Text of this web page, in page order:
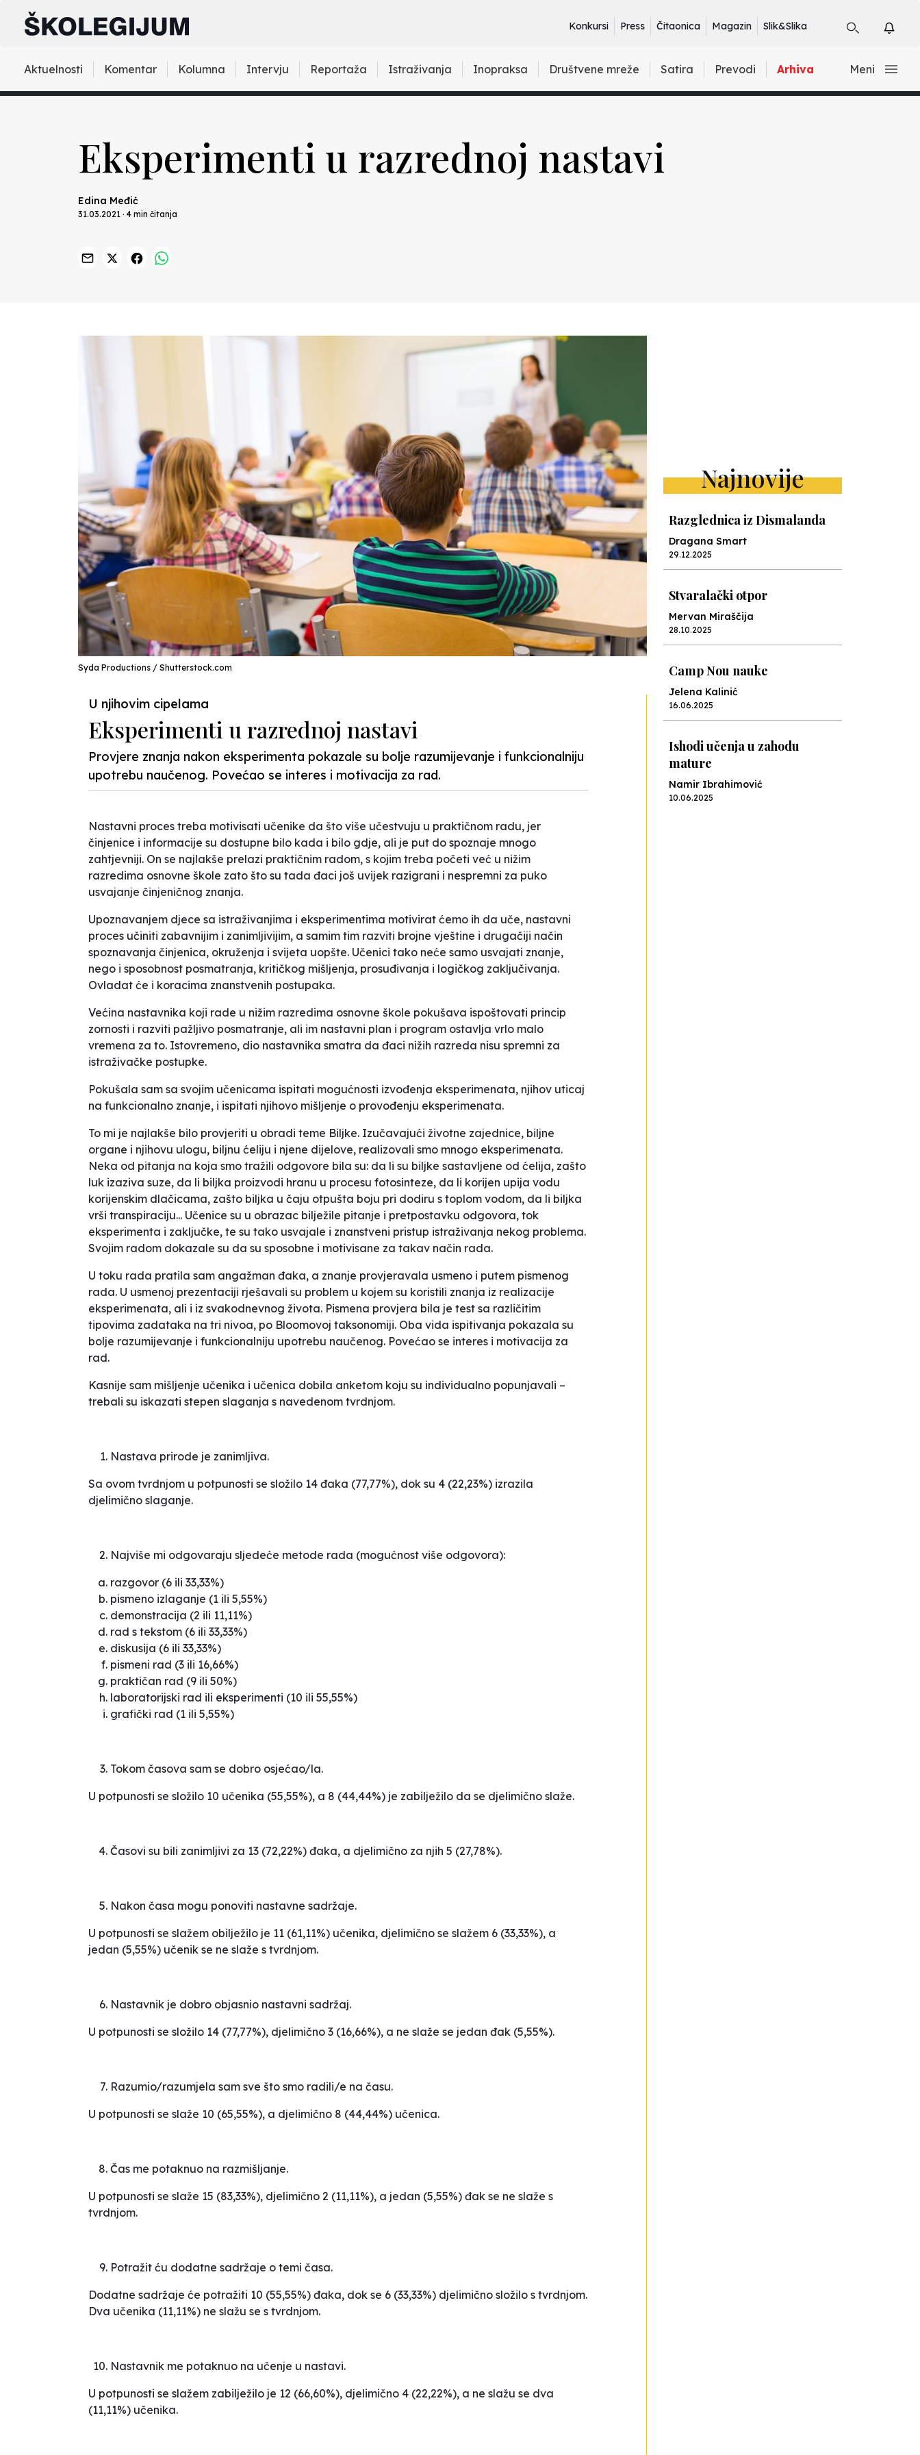
Konkursi Press Čitaonica Magazin Slik&Slika
Aktuelnosti Komentar Kolumna Intervju Reportaža Istraživanja Inopraksa Društvene mreže Satira Prevodi Arhiva Meni
Eksperimenti u razrednoj nastavi
Edina Međić
31.03.2021 · 4 min čitanja
Syda Productions / Shutterstock.com
U njihovim cipelama
Eksperimenti u razrednoj nastavi
Provjere znanja nakon eksperimenta pokazale su bolje razumijevanje i funkcionalniju
upotrebu naučenog. Povećao se interes i motivacija za rad.
Nastavni proces treba motivisati učenike da što više učestvuju u praktičnom radu, jer
činjenice i informacije su dostupne bilo kada i bilo gdje, ali je put do spoznaje mnogo
zahtjevniji. On se najlakše prelazi praktičnim radom, s kojim treba početi već u nižim
razredima osnovne škole zato što su tada đaci još uvijek razigrani i nespremni za puko
usvajanje činjeničnog znanja.
Upoznavanjem djece sa istraživanjima i eksperimentima motivirat ćemo ih da uče, nastavni
proces učiniti zabavnijim i zanimljivijim, a samim tim razviti brojne vještine i drugačiji način
spoznavanja činjenica, okruženja i svijeta uopšte. Učenici tako neće samo usvajati znanje,
nego i sposobnost posmatranja, kritičkog mišljenja, prosuđivanja i logičkog zaključivanja.
Ovladat će i koracima znanstvenih postupaka.
Većina nastavnika koji rade u nižim razredima osnovne škole pokušava ispoštovati princip
zornosti i razviti pažljivo posmatranje, ali im nastavni plan i program ostavlja vrlo malo
vremena za to. Istovremeno, dio nastavnika smatra da đaci nižih razreda nisu spremni za
istraživačke postupke.
Pokušala sam sa svojim učenicama ispitati mogućnosti izvođenja eksperimenata, njihov uticaj
na funkcionalno znanje, i ispitati njihovo mišljenje o provođenju eksperimenata.
To mi je najlakše bilo provjeriti u obradi teme Biljke. Izučavajući životne zajednice, biljne
organe i njihovu ulogu, biljnu ćeliju i njene dijelove, realizovali smo mnogo eksperimenata.
Neka od pitanja na koja smo tražili odgovore bila su: da li su biljke sastavljene od ćelija, zašto
luk izaziva suze, da li biljka proizvodi hranu u procesu fotosinteze, da li korijen upija vodu
korijenskim dlačicama, zašto biljka u čaju otpušta boju pri dodiru s toplom vodom, da li biljka
vrši transpiraciju... Učenice su u obrazac bilježile pitanje i pretpostavku odgovora, tok
eksperimenta i zaključke, te su tako usvajale i znanstveni pristup istraživanja nekog problema.
Svojim radom dokazale su da su sposobne i motivisane za takav način rada.
U toku rada pratila sam angažman đaka, a znanje provjeravala usmeno i putem pismenog
rada. U usmenoj prezentaciji rješavali su problem u kojem su koristili znanja iz realizacije
eksperimenata, ali i iz svakodnevnog života. Pismena provjera bila je test sa različitim
tipovima zadataka na tri nivoa, po Bloomovoj taksonomiji. Oba vida ispitivanja pokazala su
bolje razumijevanje i funkcionalniju upotrebu naučenog. Povećao se interes i motivacija za
rad.
Kasnije sam mišljenje učenika i učenica dobila anketom koju su individualno popunjavali –
trebali su iskazati stepen slaganja s navedenom tvrdnjom.
Nastava prirode je zanimljiva.
Sa ovom tvrdnjom u potpunosti se složilo 14 đaka (77,77%), dok su 4 (22,23%) izrazila
djelimično slaganje.
Najviše mi odgovaraju sljedeće metode rada (mogućnost više odgovora):
razgovor (6 ili 33,33%)
pismeno izlaganje (1 ili 5,55%)
demonstracija (2 ili 11,11%)
rad s tekstom (6 ili 33,33%)
diskusija (6 ili 33,33%)
pismeni rad (3 ili 16,66%)
praktičan rad (9 ili 50%)
laboratorijski rad ili eksperimenti (10 ili 55,55%)
grafički rad (1 ili 5,55%)
Tokom časova sam se dobro osjećao/la.
U potpunosti se složilo 10 učenika (55,55%), a 8 (44,44%) je zabilježilo da se djelimično slaže.
Časovi su bili zanimljivi za 13 (72,22%) đaka, a djelimično za njih 5 (27,78%).
Nakon časa mogu ponoviti nastavne sadržaje.
U potpunosti se slažem obilježilo je 11 (61,11%) učenika, djelimično se slažem 6 (33,33%), a
jedan (5,55%) učenik se ne slaže s tvrdnjom.
Nastavnik je dobro objasnio nastavni sadržaj.
U potpunosti se složilo 14 (77,77%), djelimično 3 (16,66%), a ne slaže se jedan đak (5,55%).
Razumio/razumjela sam sve što smo radili/e na času.
U potpunosti se slaže 10 (65,55%), a djelimično 8 (44,44%) učenica.
Čas me potaknuo na razmišljanje.
U potpunosti se slaže 15 (83,33%), djelimično 2 (11,11%), a jedan (5,55%) đak se ne slaže s
tvrdnjom.
Potražit ću dodatne sadržaje o temi časa.
Dodatne sadržaje će potražiti 10 (55,55%) đaka, dok se 6 (33,33%) djelimično složilo s tvrdnjom.
Dva učenika (11,11%) ne slažu se s tvrdnjom.
Nastavnik me potaknuo na učenje u nastavi.
U potpunosti se slažem zabilježilo je 12 (66,60%), djelimično 4 (22,22%), a ne slažu se dva
(11,11%) učenika.
Najnovije
Razglednica iz Dismalanda
Dragana Smart
29.12.2025
Stvaralački otpor
Mervan Miraščija
28.10.2025
Camp Nou nauke
Jelena Kalinić
16.06.2025
Ishodi učenja u zahodu
mature
Namir Ibrahimović
10.06.2025